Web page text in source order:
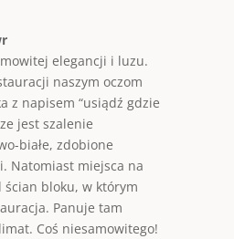
elegancji i luzu.
naszym oczom
z napisem “usiądź gdzie
jest szalenie
białe, zdobione
Natomiast miejsca na
ścian bloku, w którym
Panuje tam
Coś niesamowitego!